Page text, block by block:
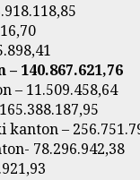
140.867.621,76
– 11.509.458,64
–
78.296.942,38